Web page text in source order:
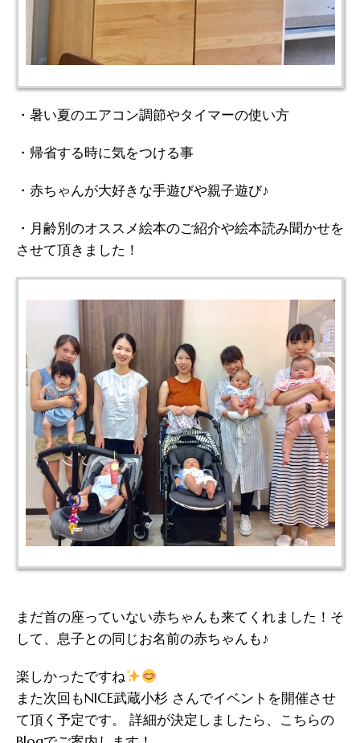
・暑い夏のエアコン調節やタイマーの使い方
・帰省する時に気をつける事
・赤ちゃんが大好きな手遊びや親子遊び♪
・月齢別のオススメ絵本のご紹介や絵本読み聞かせを
させて頂きました！
まだ首の座っていない赤ちゃんも来てくれました！そ
して、息子との同じお名前の赤ちゃんも♪
楽しかったですね
また次回もNICE武蔵小杉 さんでイベントを開催させ
て頂く予定です。 詳細が決定しましたら、こちらの